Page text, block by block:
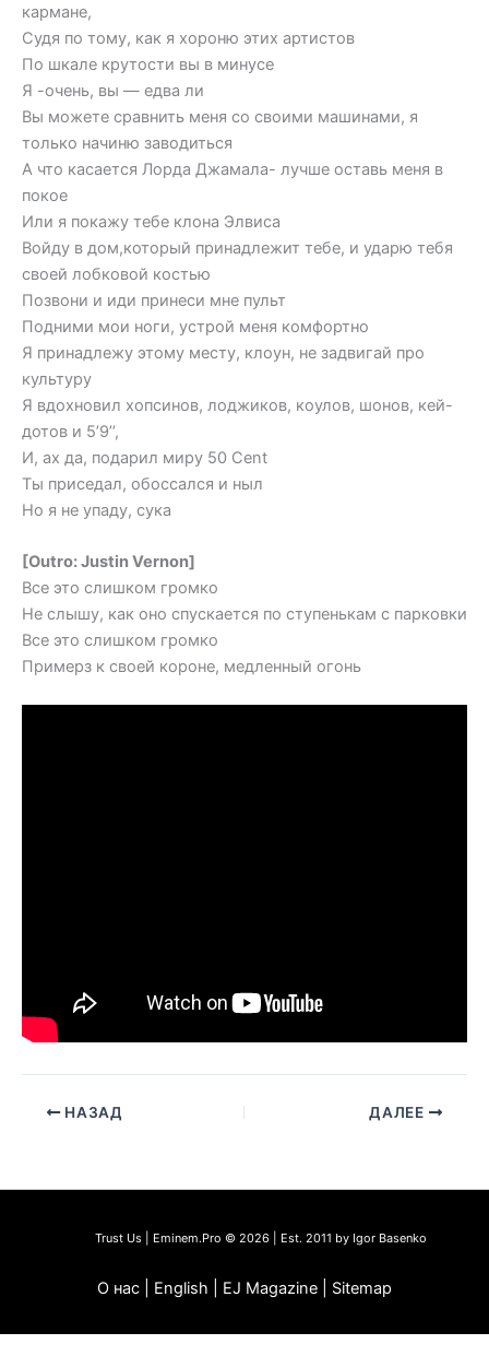
кармане,
Судя по тому, как я хороню этих артистов
По шкале крутости вы в минусе
Я -очень, вы — едва ли
Вы можете сравнить меня со своими машинами, я
только начиню заводиться
А что касается Лорда Джамала- лучше оставь меня в
покое
Или я покажу тебе клона Элвиса
Войду в дом,который принадлежит тебе, и ударю тебя
своей лобковой костью
Позвони и иди принеси мне пульт
Подними мои ноги, устрой меня комфортно
Я принадлежу этому месту, клоун, не задвигай про
культуру
Я вдохновил хопсинов, лоджиков, коулов, шонов, кей-
дотов и 5’9’’,
И, ах да, подарил миру 50 Cent
Ты приседал, обоссался и ныл
Но я не упаду, сука
[Outro: Justin Vernon]
Все это слишком громко
Не слышу, как оно спускается по ступенькам с парковки
Все это слишком громко
Примерз к своей короне, медленный огонь
НАЗАД ДАЛЕЕ
Trust Us | Eminem.Pro © 2026 | Est. 2011 by Igor Basenko
О нас | English | EJ Magazine | Sitemap